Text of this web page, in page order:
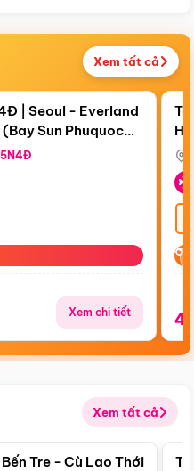
Xem tất cả
Điểm nổi bật
| Seoul - Everland
Sun Phuquoc
5N4Đ
Xem chi tiết
Xem tất cả
Điểm nổi bật
Tre - Cù Lao Thới